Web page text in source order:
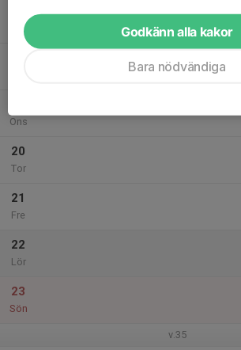
Mån
Ons
20
Tor
21
Fre
22
Lör
23
Sön
v.35
Godkänn alla kakor
Bara nödvändiga